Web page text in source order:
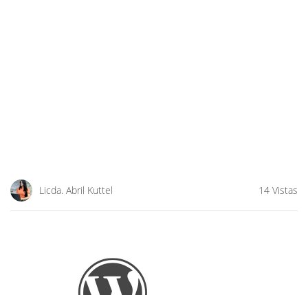
Licda. Abril Kuttel 14 Vistas